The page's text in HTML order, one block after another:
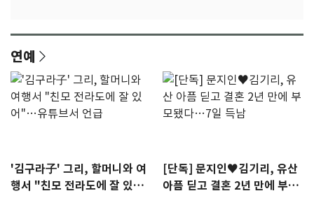
연예
'김구라子' 그리, 할머니와 여
행서 "친모 전라도에 잘 있
[단독] 문지인♥김기리, 유산
아픔 딛고 결혼 2년 만에 부모